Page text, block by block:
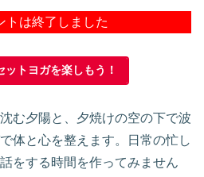
トは終了しました
トヨガを楽しもう！
む夕陽と、夕焼けの空の下で波
体と心を整えます。日常の忙し
をする時間を作ってみません